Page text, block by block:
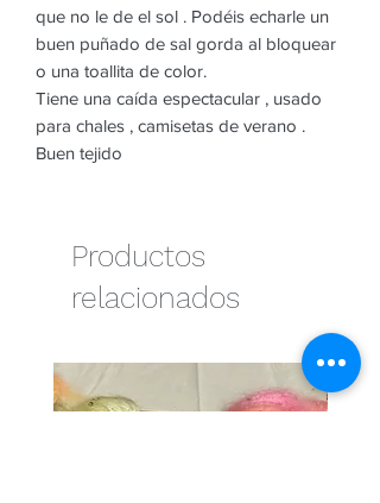
que no le de el sol . Podéis echarle un
buen puñado de sal gorda al bloquear
o una toallita de color.
Tiene una caída espectacular , usado
para chales , camisetas de verano .
Buen tejido
Productos
relacionados